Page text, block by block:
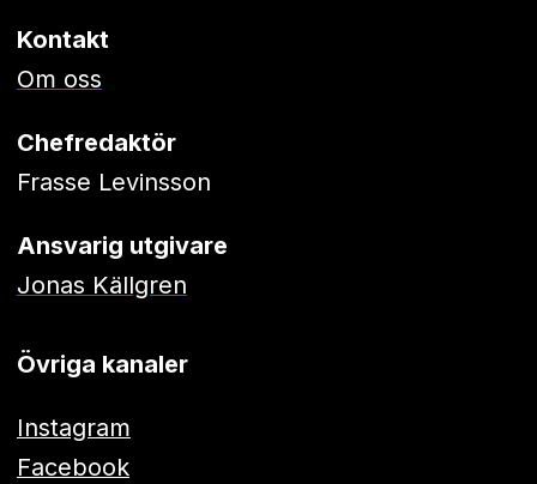
Kontakt
Om oss
Chefredaktör
Frasse Levinsson
Ansvarig utgivare
Jonas Källgren
Övriga kanaler
Instagram
Facebook